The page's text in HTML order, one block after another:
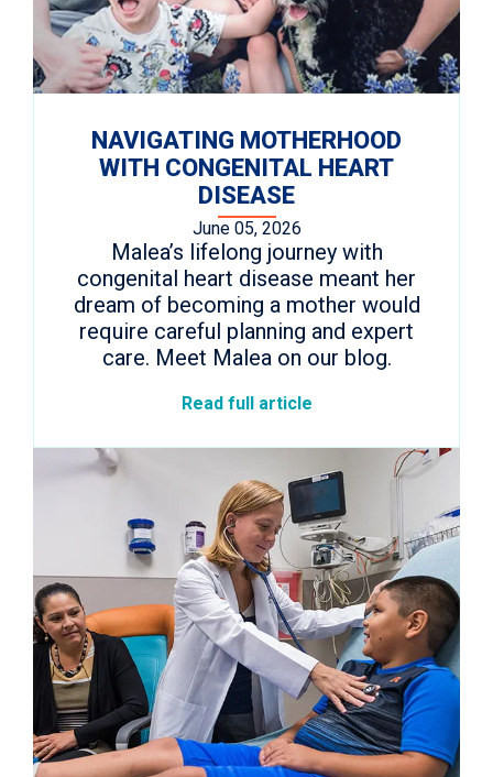
NAVIGATING MOTHERHOOD
WITH CONGENITAL HEART
DISEASE
June 05, 2026
Malea’s lifelong journey with
congenital heart disease meant her
dream of becoming a mother would
require careful planning and expert
care. Meet Malea on our blog.
Read full article